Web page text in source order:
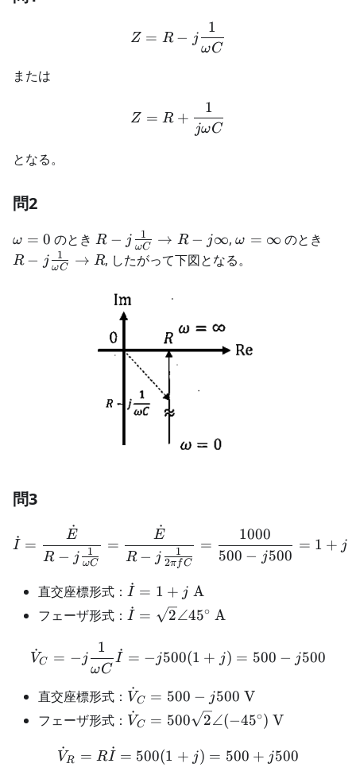
Z = R -
Z = R − j
ωC
1
または
Z = R +
Z = R +
jωC
1
となる。
問2
\omega=0
ω = 0 のときR-
j\frac{1}
C}\to R-
j\infty
R − j ωC
1 → R − j∞,\omega=\infty
ω = ∞ のとき
R − j ωC
1 → R, したがって下図となる。
問3
\dot{I}
I˙ =
R − j ωC
1
E
˙
=
R − j 2πfC
1
E
˙
=
500 − j500
1000
= 1 + j
直交座標形式： \dot{I}=1+j\
\mathrm{A}
I˙ = 1 + j A
フェーザ形式： \dot{I}=\sqrt{2}\angle
I˙ = 2∠45∘ A
\dot{V}_C =-
V
˙C = − j
ωC
1
I˙ = − j500(1 + j) = 500 − j500
直交座標形式： \dot{V}_C=500-
j500\
\mathrm{V}
V
˙C = 500 − j500 V
フェーザ形式： \dot{V}_C=500\sqrt{2}\angle(-
V
˙C = 500 2∠(−45∘) V
V
˙ R = RI˙ = 500(1 + j) = 500 + j500